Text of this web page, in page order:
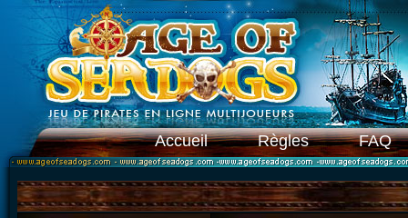
Accueil Règles FAQ